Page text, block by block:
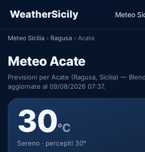
WeatherSicily Meteo
Meteo Sicilia › Ragusa › Acate
Meteo Acate
Previsioni per Acate (Ragusa, Sicilia) —
aggiornate al 09/08/2026 07:37.
30°C
Sereno · percepiti 30°